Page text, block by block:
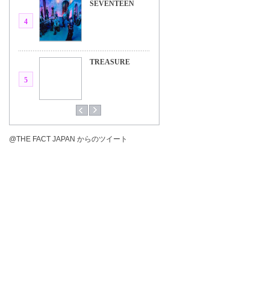
4
SEVENTEEN
5
TREASURE
@THE FACT JAPAN からのツイート